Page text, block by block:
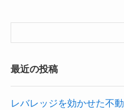
最近の投稿
レバレッジを効かせた不